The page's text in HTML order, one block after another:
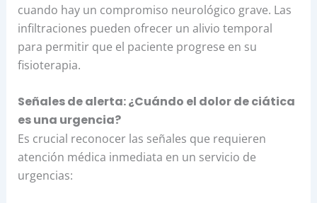
cuando hay un compromiso neurológico grave. Las
infiltraciones pueden ofrecer un alivio temporal
para permitir que el paciente progrese en su
fisioterapia.
Señales de alerta: ¿Cuándo el dolor de ciática
es una urgencia?
Es crucial reconocer las señales que requieren
atención médica inmediata en un servicio de
urgencias: